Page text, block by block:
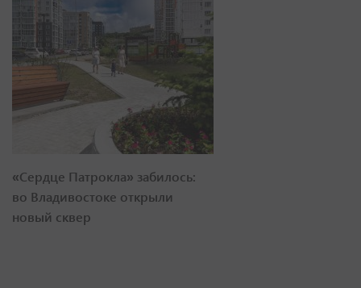
«Сердце Патрокла» забилось:
во Владивостоке открыли
новый сквер